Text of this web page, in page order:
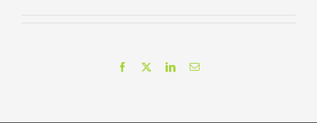
Facebook LinkedInCorreo